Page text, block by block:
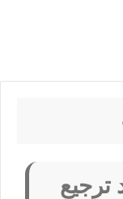
ترجيع